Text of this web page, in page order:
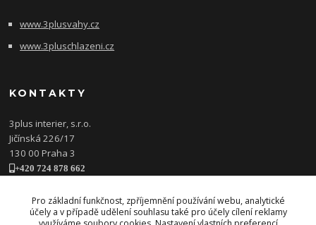
www.3plusvahy.cz
www.3pluschlazeni.cz
KONTAKTY
3plus interier, s.r.o.
Jičínská 226/17
130 00 Praha 3
+420 724 878 662
www.3plusinterier.cz
facebook
Pro základní funkčnost, zpříjemnění používání webu, analytické
účely a v případě udělení souhlasu také pro účely cílení reklamy